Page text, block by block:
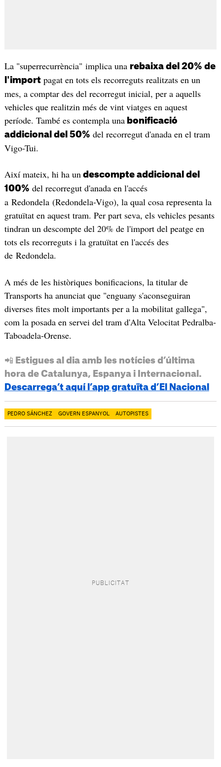
La "superrecurrència" implica una rebaixa del 20% de
l'importpagat en tots els recorreguts realitzats en un
mes, a comptar des del recorregut inicial, per a aquells
vehicles que realitzin més de vint viatges en aquest
període. També es contempla una bonificació
addicional del 50% del recorregut d'anada en el tram
Vigo-Tui.
Així mateix, hi ha un descompte addicional del
100% del recorregut d'anada en l'accés
a Redondela (Redondela-Vigo), la qual cosa representa la
gratuïtat en aquest tram. Per part seva, els vehicles pesants
tindran un descompte del 20% de l'import del peatge en
tots els recorreguts i la gratuïtat en l'accés des
de Redondela.
A més de les històriques bonificacions, la titular de
Transports ha anunciat que "enguany s'aconseguiran
diverses fites molt importants per a la mobilitat gallega",
com la posada en servei del tram d'Alta Velocitat Pedralba-
Taboadela-Orense.
📲 Estigues al dia amb les notícies d’última
hora de Catalunya, Espanya i Internacional.
Descarrega’t aquí l’app gratuïta d’El Nacional
PEDRO SÁNCHEZ GOVERN ESPANYOL AUTOPISTES